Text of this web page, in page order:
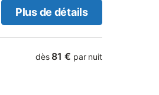
Plus de détails
dès 81 € par nuit